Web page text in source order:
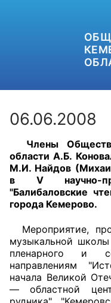
+7
Главная
06.06.2008
Члены
области А.Б.
М.И. Найдов
в V научно-
"Балибаловские
города Кемерово.
Мероприятие,
музыкальной
пленарного и
направлениям
начала Великой
— областной